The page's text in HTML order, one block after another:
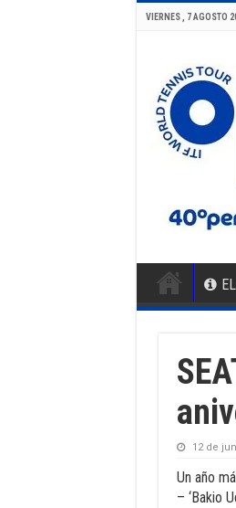
VIERNES , 7 AGOSTO
12 de
Un año
– ‘Bakio